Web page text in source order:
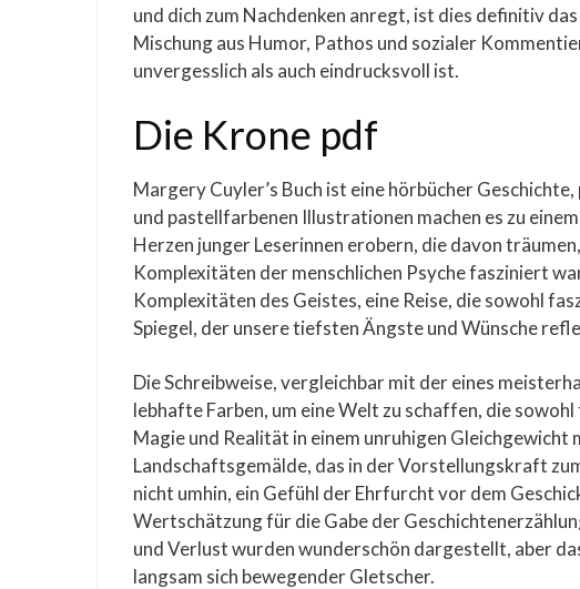
und dich zum Nachdenken anregt, ist dies definitiv
Mischung aus Humor, Pathos und sozialer
unvergesslich als auch eindrucksvoll ist.
Die Krone pdf
Margery Cuyler’s Buch ist eine hörbücher
und pastellfarbenen Illustrationen machen es zu
Herzen junger Leserinnen erobern, die davon
Komplexitäten der menschlichen Psyche fasziniert
Komplexitäten des Geistes, eine Reise, die sowohl
Spiegel, der unsere tiefsten Ängste und Wünsche
Die Schreibweise, vergleichbar mit der eines
lebhafte Farben, um eine Welt zu schaffen, die
Magie und Realität in einem unruhigen
Landschaftsgemälde, das in der Vorstellungskraft
nicht umhin, ein Gefühl der Ehrfurcht vor dem
Wertschätzung für die Gabe der
und Verlust wurden wunderschön dargestellt, aber
langsam sich bewegender Gletscher.